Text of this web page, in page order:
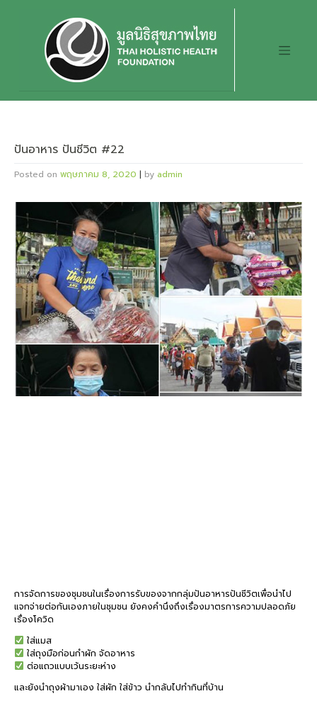
ปันอาหาร ปันชีวิต #22
Posted on พฤษภาคม 8, 2020 | by admin
การจัดการของชุมชนในเรื่องการรับของจากกลุ่มปันอาหารปันชีวิตเพื่อนำไป
แจกจ่ายต่อกันเองภายในชุมชน ยังคงคำนึงถึงเรื่องมาตรการความปลอดภัย
เรื่องโควิด
ใส่แมส
ใส่ถุงมือก่อนกำผัก จัดอาหาร
ต่อแถวแบบเว้นระยะห่าง
และยังนำถุงผ้ามาเอง ใส่ผัก ใส่ข้าว นำกลับไปทำกินที่บ้าน